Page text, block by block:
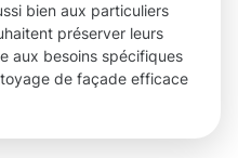
bien aux particuliers
préserver leurs
aux besoins spécifiques
de façade efficace